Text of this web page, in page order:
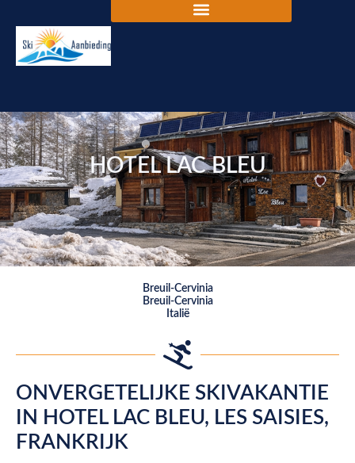
HOTEL LAC BLEU
Breuil-Cervinia
Breuil-Cervinia
Italië
ONVERGETELIJKE SKIVAKANTIE
IN HOTEL LAC BLEU, LES SAISIES,
FRANKRIJK